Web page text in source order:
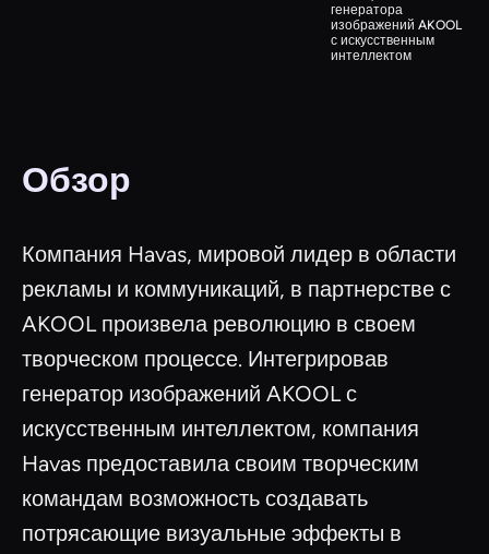
генератора
изображений AKOOL
с искусственным
интеллектом
Обзор
Компания Havas, мировой лидер в области
рекламы и коммуникаций, в партнерстве с
AKOOL произвела революцию в своем
творческом процессе. Интегрировав
генератор изображений AKOOL с
искусственным интеллектом, компания
Havas предоставила своим творческим
командам возможность создавать
потрясающие визуальные эффекты в